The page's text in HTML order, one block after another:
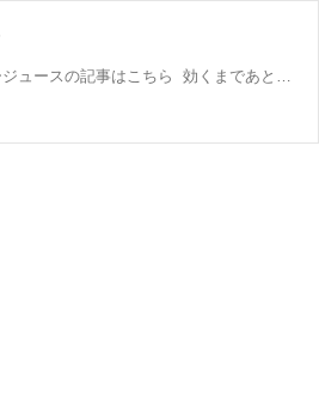
【あらすじ】漫画アニメオタクな外国人夫とオーストラリアのシドニーで暮らしている！夫との出会いはこちら本当に美味しかったよう、シャバの朝食😭サジージュースの記事はこちら 効くまであと2ヶ月か…オススメの飲み方 PMSの時期はストレスを感じると腹痛が起きるのだが